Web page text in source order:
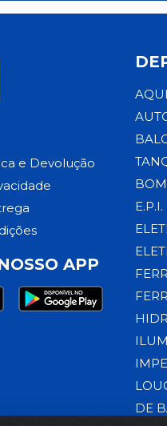
e Devolução
APP
E.P.I.
DE